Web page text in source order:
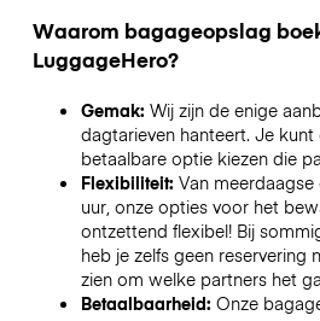
Waarom bagageopslag
LuggageHero?
Gemak: Wij zijn de enige
dagtarieven hanteert. Je kunt
betaalbare optie kiezen die
Flexibiliteit: Van
uur, onze opties voor het
ontzettend flexibel! Bij
heb je zelfs geen reservering
zien om welke partners het
Betaalbaarheid: Onze